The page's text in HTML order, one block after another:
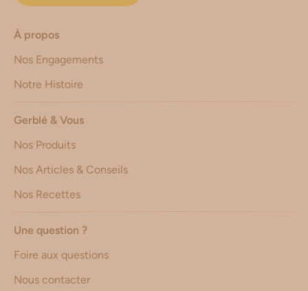
À propos
Nos Engagements
Notre Histoire
Gerblé & Vous
Nos Produits
Nos Articles & Conseils
Nos Recettes
Une question ?
Foire aux questions
Nous contacter